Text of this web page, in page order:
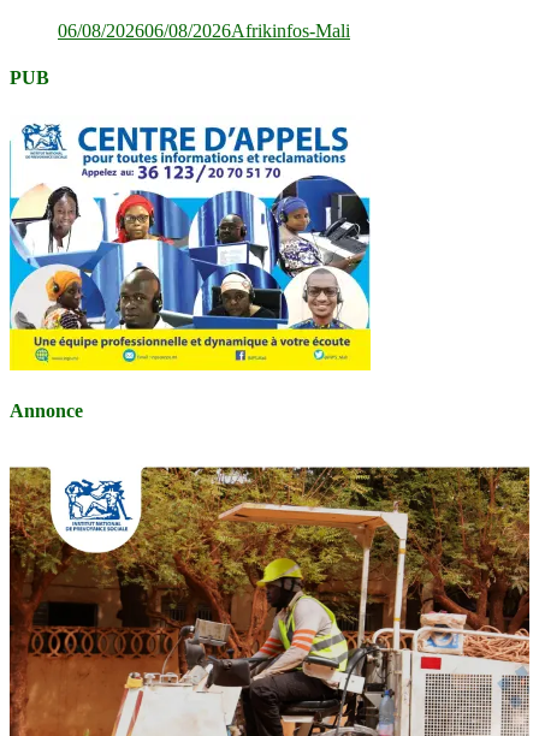
06/08/202606/08/2026Afrikinfos-Mali
PUB
Annonce